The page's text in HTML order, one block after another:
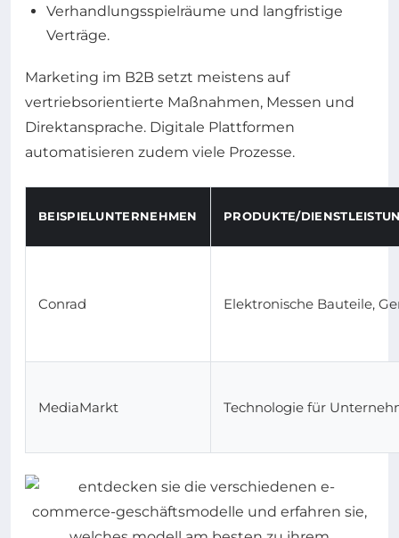
Verhandlungsspielräume und langfristige
Verträge.
Marketing im B2B setzt meistens auf
vertriebsorientierte Maßnahmen, Messen und
Direktansprache. Digitale Plattformen
automatisieren zudem viele Prozesse.
BEISPIELUNTERNEHMEN PRODUKTE/
Conrad Elektronische Bauteile,
MediaMarkt Technologie für